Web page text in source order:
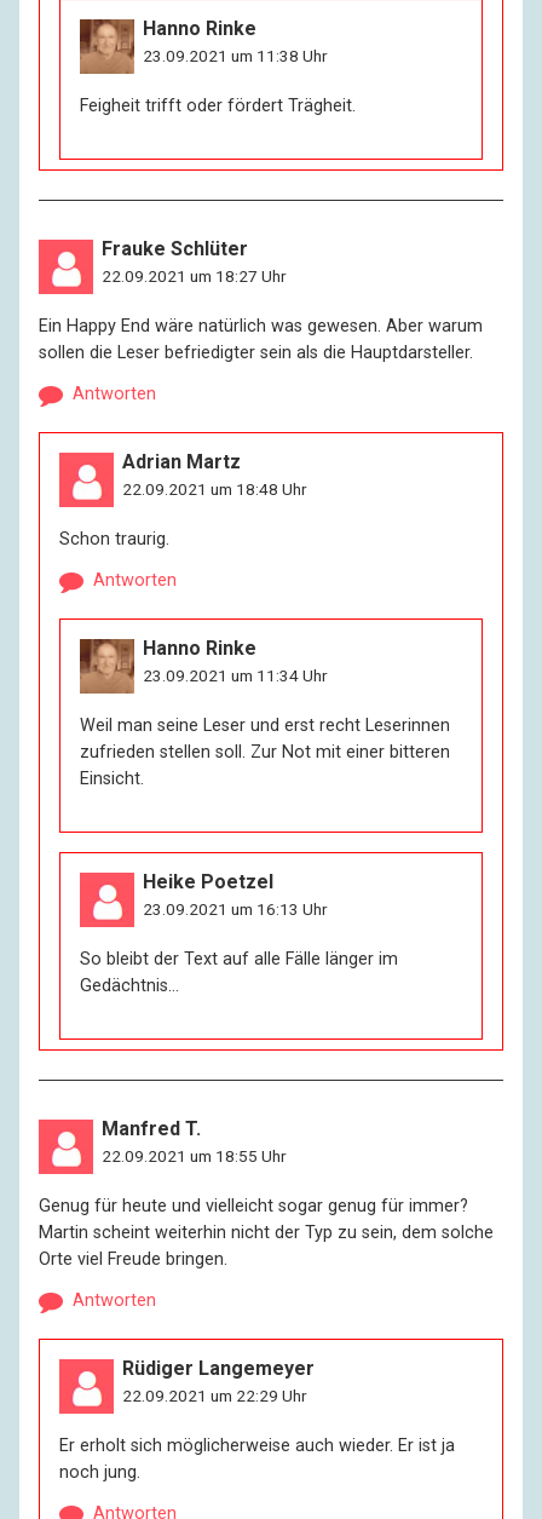
Hanno Rinke
23.09.2021 um 11:38 Uhr
Feigheit trifft oder fördert Trägheit.
Frauke Schlüter
22.09.2021 um 18:27 Uhr
Ein Happy End wäre natürlich was gewesen. Aber warum
sollen die Leser befriedigter sein als die Hauptdarsteller.
Antworten
Adrian Martz
22.09.2021 um 18:48 Uhr
Schon traurig.
Antworten
Hanno Rinke
23.09.2021 um 11:34 Uhr
Weil man seine Leser und erst recht Leserinnen
zufrieden stellen soll. Zur Not mit einer bitteren
Einsicht.
Heike Poetzel
23.09.2021 um 16:13 Uhr
So bleibt der Text auf alle Fälle länger im
Gedächtnis…
Manfred T.
22.09.2021 um 18:55 Uhr
Genug für heute und vielleicht sogar genug für immer?
Martin scheint weiterhin nicht der Typ zu sein, dem solche
Orte viel Freude bringen.
Antworten
Rüdiger Langemeyer
22.09.2021 um 22:29 Uhr
Er erholt sich möglicherweise auch wieder. Er ist ja
noch jung.
Antworten